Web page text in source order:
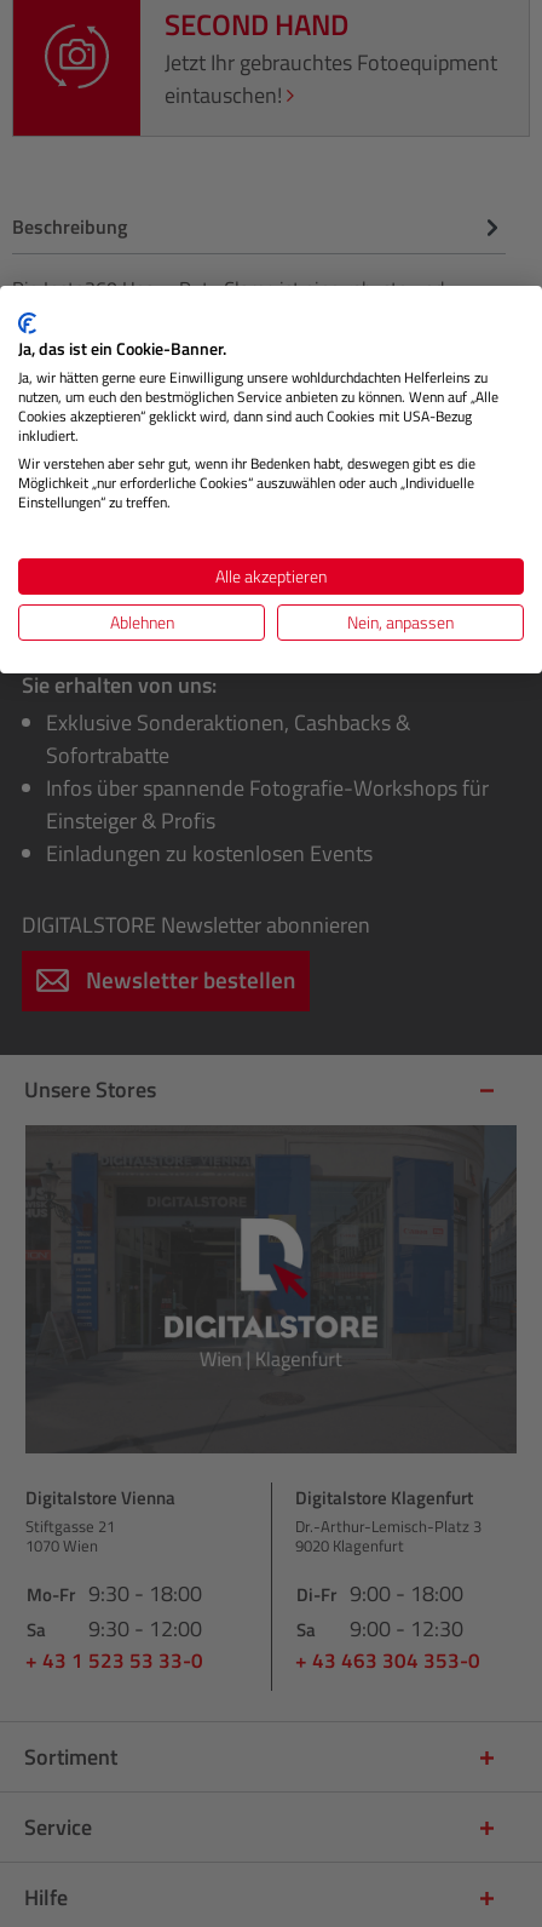
SECOND HAND
Jetzt Ihr gebrauchtes Fotoequipment
eintauschen!
Beschreibung
Die Insta360 Heavy Duty Clamp ist eine robuste und
vielseitige Klemmhalterung, mit der sich Action-Kameras
sicher an untersc…Mehr
Herstellerinformationen
Bewertungen
Sie erhalten von uns:
Exklusive Sonderaktionen, Cashbacks &
Sofortrabatte
Infos über spannende Fotografie-Workshops für
Einsteiger & Profis
Einladungen zu kostenlosen Events
DIGITALSTORE Newsletter abonnieren
Newsletter bestellen
Unsere Stores
Digitalstore Vienna
Stiftgasse 21
1070 Wien
Mo-Fr 9:30 - 18:00
Sa 9:30 - 12:00
+ 43 1 523 53 33-0
Digitalstore Klagenfurt
Dr.-Arthur-Lemisch-Platz 3
9020 Klagenfurt
Di-Fr 9:00 - 18:00
Sa 9:00 - 12:30
+ 43 463 304 353-0
Sortiment
Service
Hilfe
Ja, das ist ein Cookie-Banner.
Ja, wir hätten gerne eure Einwilligung unsere wohldurchdachten Helferleins zu
nutzen, um euch den bestmöglichen Service anbieten zu können. Wenn auf „Alle
Cookies akzeptieren“ geklickt wird, dann sind auch Cookies mit USA-Bezug
inkludiert.
Wir verstehen aber sehr gut, wenn ihr Bedenken habt, deswegen gibt es die
Möglichkeit „nur erforderliche Cookies“ auszuwählen oder auch „Individuelle
Einstellungen“ zu treffen.
Alle akzeptieren
Ablehnen
Nein, anpassen